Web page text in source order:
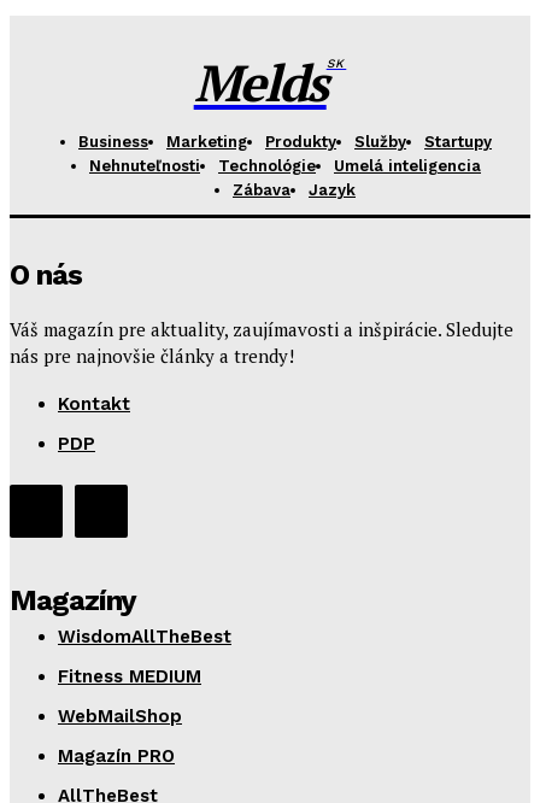
MeldsSK
Business Marketing Produkty Služby
Startupy
Nehnuteľnosti
Technológie
Umelá inteligencia
Zábava
Jazyk
O nás
Váš magazín pre aktuality, zaujímavosti a inšpirácie. Sledujte
nás pre najnovšie články a trendy!
Kontakt
PDP
Magazíny
WisdomAllTheBest
Fitness MEDIUM
WebMailShop
Magazín PRO
AllTheBest